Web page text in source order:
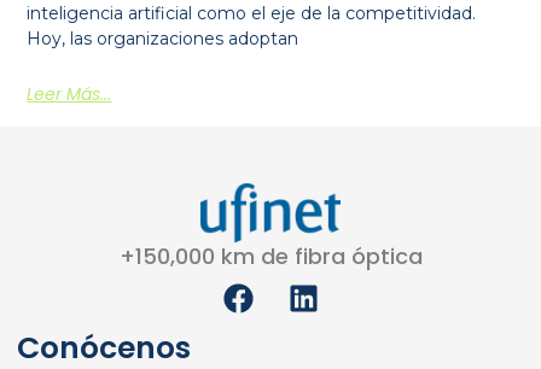
inteligencia artificial como el eje de la competitividad.
Hoy, las organizaciones adoptan
Leer Más...
+150,000 km de fibra óptica
F
a
L
i
Conócenos